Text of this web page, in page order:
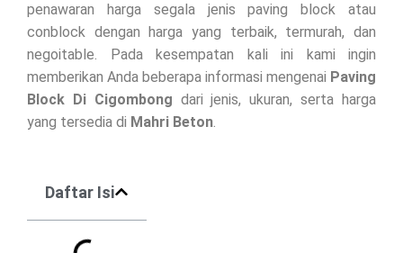
penawaran harga segala jenis paving block atau
conblock dengan harga yang terbaik, termurah, dan
negoitable. Pada kesempatan kali ini kami ingin
memberikan Anda beberapa informasi mengenai Paving
Block Di Cigombong dari jenis, ukuran, serta harga
yang tersedia di Mahri Beton.
Daftar Isi